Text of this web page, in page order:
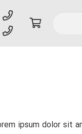
ipsum dolor sit